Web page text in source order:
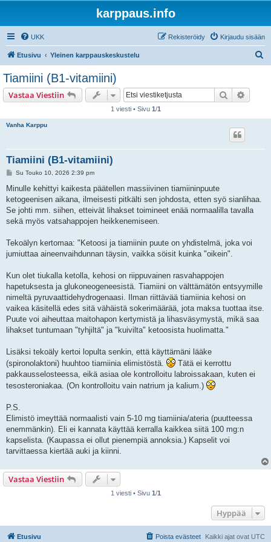
karppaus.info
UKK Kirjaudu sisään
Rekisteröidy
Etusivu Yleinen karppauskeskustelu
Tiamiini (B1-vitamiini)
Vastaa Viestiin Etsi
1 viesti • Sivu 1/1
Vanha Karppu
Tiamiini (B1-vitamiini)
V
e
t
i
Su Touko 10, 2026 2:39 pm
Minulle kehittyi kaikesta päätellen massiivinen tiamiininpuute
ketogeenisen aikana, ilmeisesti pitkälti sen johdosta, etten syö sianlihaa.
Se johti mm. siihen, etteivät lihakset toimineet enää normaalilla tavalla
sekä myös vatsahappojen heikkenemiseen.
Tekoälyn kertomaa: "Ketoosi ja tiamiinin puute on yhdistelmä, joka voi
jumiuttaa aineenvaihdunnan täysin, vaikka söisit kuinka "oikein".
Kun olet tiukalla ketolla, kehosi on riippuvainen rasvahappojen
hapetuksesta ja glukoneogeneesistä. Tiamiini on välttämätön entsyymille
nimeltä pyruvaattidehydrogenaasi. Ilman riittävää tiamiinia kehosi on
vaikea käsitellä edes sitä vähäistä sokerimäärää, jota maksa tuottaa itse.
Puute voi aiheuttaa maitohapon kertymistä ja lihasväsymystä, mikä saa
lihakset tuntumaan "tyhjiltä" ja "kuivilta" ketoosista huolimatta."
Lisäksi tekoäly kertoi lopulta senkin, että käyttämäni lääke
(spironolaktoni) huuhtoo tiamiinia elimistöstä.
Tätä ei kerrottu
pakkausselosteessa, eikä asiaa ole kontrolloitu labroissakaan, kuten ei
tesosteroniakaa. (On kontrolloitu vain natrium ja kalium.)
P.S.
Elimistö imeyttää normaalisti vain 5-10 mg tiamiinia/ateria (puutteessa
enemmänkin). Eli ei kannata käyttää kerralla kaikkea siitä 100 mg:n
kapselista. (Kaupassa ei ollut pienempiä annoksia.) Kapselit voi
tarvittaessa kiertää auki ja kiinni.
Vastaa Viestiin
1 viesti • Sivu 1/1
Hyppää
Etusivu Kaikki ajat ovat UTC
Poista evästeet